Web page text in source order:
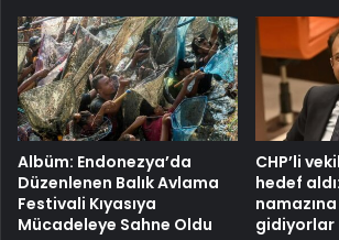
Albüm: Endonezya’da
Düzenlenen Balık Avlama
Festivali Kıyasıya
Mücadeleye Sahne Oldu
CHP’li
hedef
gidiyorlar